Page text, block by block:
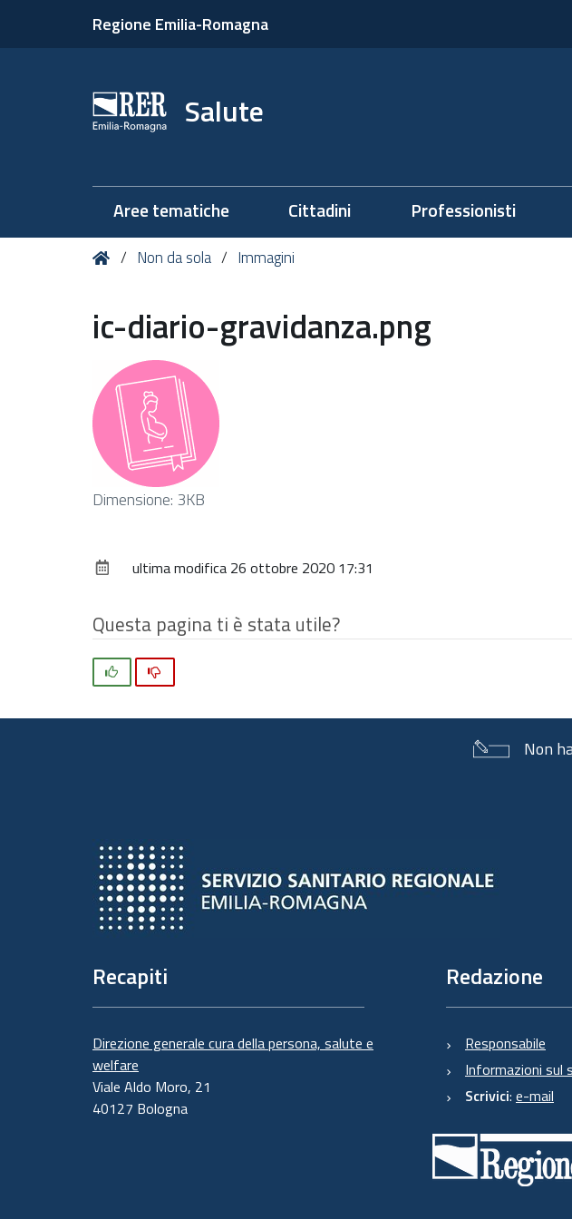
Regione Emilia-Romagna
Salute
Aree tematiche Cittadini Professionisti
Tu HomeNon da sola Immagini
ic-diario-gravidanza.png
Clicca
l'immagine
dimensioni
originali…
Dimensione: 3KB
ultima modifica 26 ottobre 2020 17:31
Questa pagina ti è stata utile?
Non
Recapiti
Direzione generale cura della persona, salute e
welfare
Viale Aldo Moro, 21
40127 Bologna
Redazione
Responsabile
Informazioni sul
Scrivici: e-mail